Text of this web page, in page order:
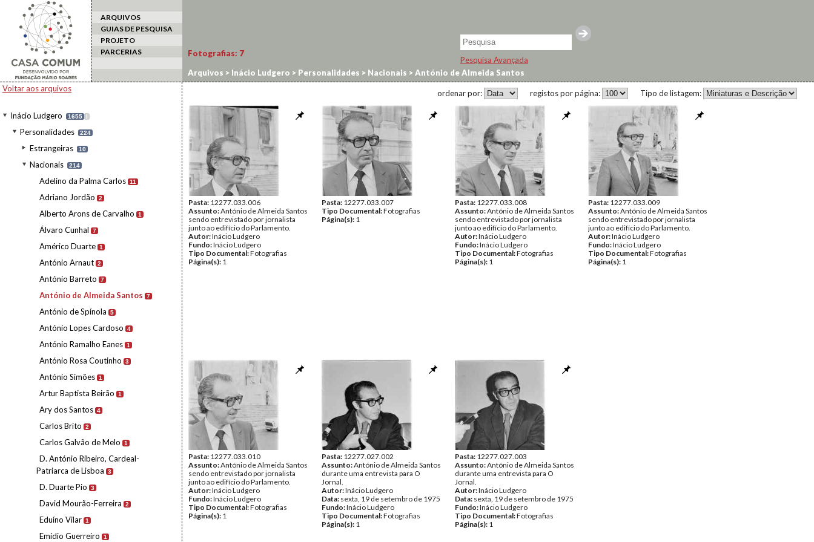
ARQUIVOS
GUIAS DE PESQUISA
PROJETO
PARCERIAS
Pesquisa Avançada
Voltar aos arquivos
Inácio Ludgero 1655 I
Personalidades 224
Estrangeiras 10
Nacionais 214
Adelino da Palma Carlos 11
Adriano Jordão 2
Alberto Arons de Carvalho 1
Álvaro Cunhal 7
Américo Duarte 1
António Arnaut 2
António Barreto 7
António de Almeida Santos 7
António de Spínola 5
António Lopes Cardoso 4
António Ramalho Eanes 1
António Rosa Coutinho 3
António Simões 1
Artur Baptista Beirão 1
Ary dos Santos 4
Carlos Brito 2
Carlos Galvão de Melo 1
D. António Ribeiro, Cardeal-
Patriarca de Lisboa
3
D. Duarte Pio 3
David Mourão-Ferreira 2
Eduíno Vilar 1
Emídio Guerreiro 1
Fotografias: 7
Arquivos > Inácio Ludgero > Personalidades > Nacionais >António de Almeida Santos
Tipo de listagem:
registos por página:
ordenar por:
Pasta: 12277.033.006
Assunto:António de Almeida Santos
sendo entrevistado por jornalista
junto ao edifício do Parlamento.
Autor:Inácio Ludgero
Fundo:Inácio Ludgero
Tipo Documental:Fotografias
Página(s): 1
Pasta: 12277.033.007
Tipo Documental:Fotografias
Página(s): 1
Pasta: 12277.033.008
Assunto:António de Almeida Santos
sendo entrevistado por jornalista
junto ao edifício do Parlamento.
Autor:Inácio Ludgero
Fundo:Inácio Ludgero
Tipo Documental:Fotografias
Página(s): 1
Pasta: 12277.033.009
Assunto:António de Almeida Santos
sendo entrevistado por jornalista
junto ao edifício do Parlamento.
Autor:Inácio Ludgero
Fundo:Inácio Ludgero
Tipo Documental:Fotografias
Página(s): 1
Pasta: 12277.033.010
Assunto:António de Almeida Santos
sendo entrevistado por jornalista
junto ao edifício do Parlamento.
Autor:Inácio Ludgero
Fundo:Inácio Ludgero
Tipo Documental:Fotografias
Página(s): 1
Pasta: 12277.027.002
Assunto:António de Almeida Santos
durante uma entrevista para O
Jornal.
Autor:Inácio Ludgero
Data: sexta, 19 de setembro de 1975
Fundo:Inácio Ludgero
Tipo Documental:Fotografias
Página(s): 1
Pasta: 12277.027.003
Assunto:António de Almeida Santos
durante uma entrevista para O
Jornal.
Autor:Inácio Ludgero
Data: sexta, 19 de setembro de 1975
Fundo:Inácio Ludgero
Tipo Documental:Fotografias
Página(s): 1